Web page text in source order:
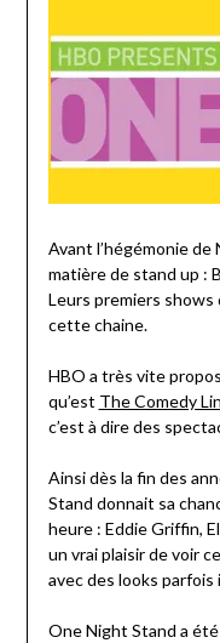
Avant l’hégémonie
matière de stand up :
Leurs premiers
cette chaine.
HBO a très vite
qu’est The Comedy
c’est à dire des
Ainsi dès la fin des
Stand donnait sa
heure : Eddie Griffin,
un vrai plaisir de voir
avec des looks parfois
One Night Stand a